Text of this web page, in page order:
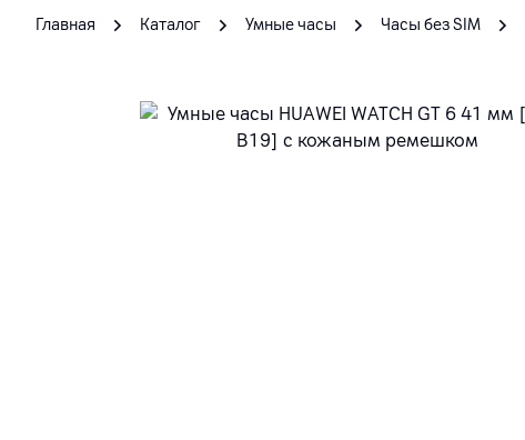
Главная Каталог Умные часы Часы без SIM